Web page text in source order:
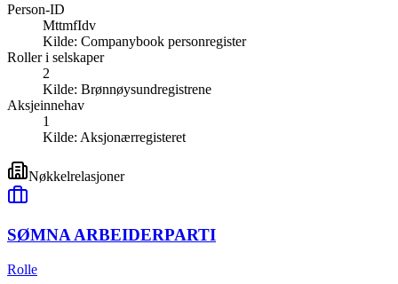
Person-ID
MttmfIdv
Kilde: Companybook personregister
Roller i selskaper
2
Kilde: Brønnøysundregistrene
Aksjeinnehav
1
Kilde: Aksjonærregisteret
Nøkkelrelasjoner
SØMNA ARBEIDERPARTI
Rolle